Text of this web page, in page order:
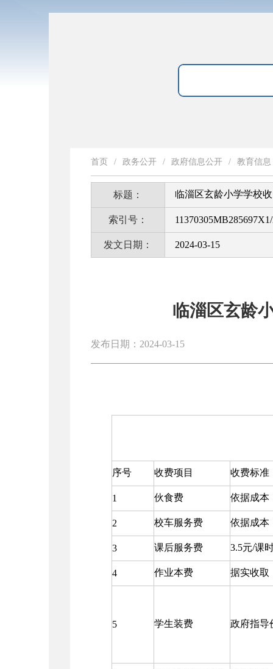
首页 / 政务公开 / 政府信息公开 / 教育信息
标题： 临淄区玄龄小学学校
索引号：
发文日期： 2024-03-15
临淄区玄龄
发布日期：2024-03-15
序号 收费项目 收费标准
1 伙食费 依据成本
2 校车服务费 依据成本
3 课后服务费 3.5元/课
4 作业本费 据实收取
5 学生装费 政府指导